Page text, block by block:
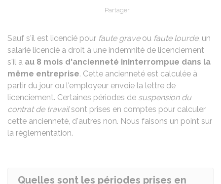
Partager
Sauf s'il est licencié pour faute graveou faute lourde, un
salarié licencié a droit à une indemnité de licenciement
s'il a au 8 mois d'ancienneté ininterrompue dans la
même entreprise. Cette ancienneté est calculée à
partir du jour ou l'employeur envoie la lettre de
licenciement. Certaines périodes de suspension du
contrat de travailsont prises en comptes pour calculer
cette ancienneté, d'autres non. Nous faisons un point sur
la réglementation.
Quelles sont les périodes prises en